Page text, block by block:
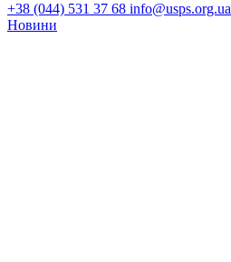
+38 (044) 531 37 68 info@usps.org.ua
Новини